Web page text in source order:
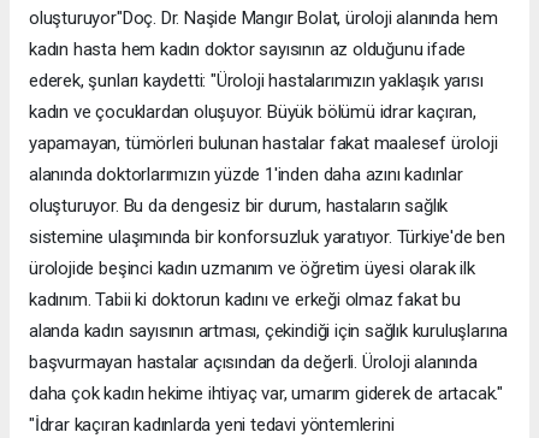
oluşturuyor"Doç. Dr. Naşide Mangır Bolat, üroloji alanında hem
kadın hasta hem kadın doktor sayısının az olduğunu ifade
ederek, şunları kaydetti: "Üroloji hastalarımızın yaklaşık yarısı
kadın ve çocuklardan oluşuyor. Büyük bölümü idrar kaçıran,
yapamayan, tümörleri bulunan hastalar fakat maalesef üroloji
alanında doktorlarımızın yüzde 1'inden daha azını kadınlar
oluşturuyor. Bu da dengesiz bir durum, hastaların sağlık
sistemine ulaşımında bir konforsuzluk yaratıyor. Türkiye'de ben
ürolojide beşinci kadın uzmanım ve öğretim üyesi olarak ilk
kadınım. Tabii ki doktorun kadını ve erkeği olmaz fakat bu
alanda kadın sayısının artması, çekindiği için sağlık kuruluşlarına
başvurmayan hastalar açısından da değerli. Üroloji alanında
daha çok kadın hekime ihtiyaç var, umarım giderek de artacak."
"İdrar kaçıran kadınlarda yeni tedavi yöntemlerini